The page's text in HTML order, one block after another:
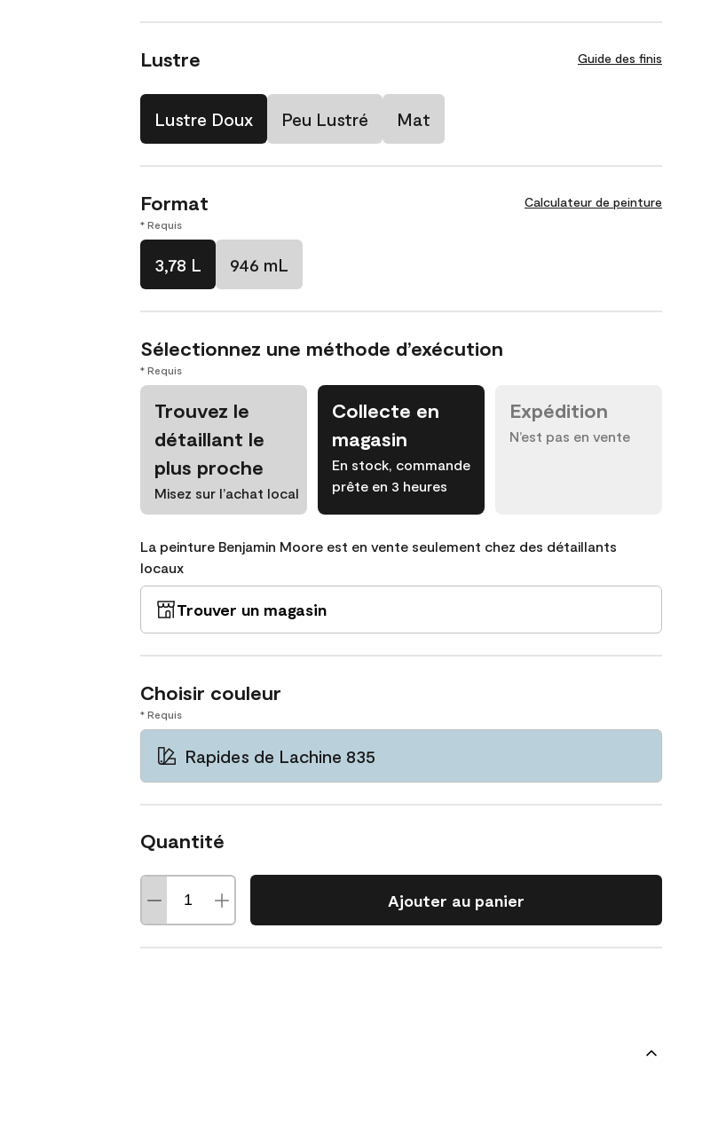
Lustre Guide des finis
Lustre Doux Peu Lustré Mat
Format Calculateur de peinture
* Requis
3,78 L 946 mL
Sélectionnez une méthode d’exécution
* Requis
Trouvez le
détaillant le
plus proche
Misez sur l’achat local
Collecte en
magasin
En stock, commande
prête en 3 heures
Expédition
N’est pas en vente
La peinture Benjamin Moore est en vente seulement chez des détaillants
locaux
Trouver un magasin
Choisir couleur
* Requis
Rapides de Lachine 835
Quantité
Ajouter au panier